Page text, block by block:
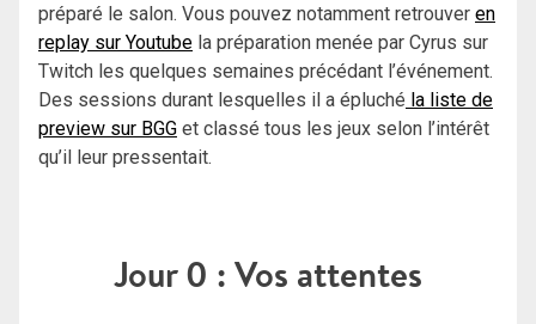
préparé le salon. Vous pouvez notamment retrouver en
replay sur Youtube la préparation menée par Cyrus sur
Twitch les quelques semaines précédant l’événement.
Des sessions durant lesquelles il a épluché la liste de
preview sur BGG et classé tous les jeux selon l’intérêt
qu’il leur pressentait.
Jour 0 : Vos attentes